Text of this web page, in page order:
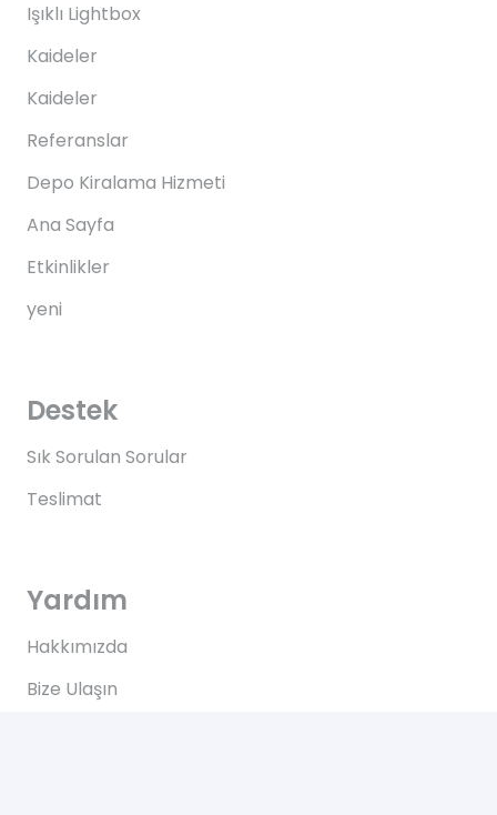
Işıklı Lightbox
Kaideler
Kaideler
Referanslar
Depo Kiralama Hizmeti
Ana Sayfa
Etkinlikler
yeni
Destek
Sık Sorulan Sorular
Teslimat
Yardım
Hakkımızda
Bize Ulaşın